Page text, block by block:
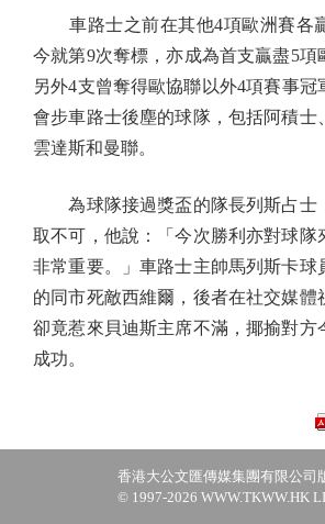
車路士之前在其他4項歐洲賽各
今就第9次奪標，亦成為首支贏盡5項
另外4支曾奪得歐協聯以外4項賽事冠
會步車路士後塵的球隊，包括阿積士
雲達斯和曼聯。
為球隊接過獎盃的隊長列斯占士
取不可，他說：「今次勝利亦對球隊
非常重要。」車路士主帥馬列斯卡球
的同市死敵西維爾，後者在社交媒體
卻竟惹來貝迪斯主席不滿，揶揄對方
成功。
香港大公文匯傳媒集團有限公司
© 1997-2026 WWW.TKWW.HK